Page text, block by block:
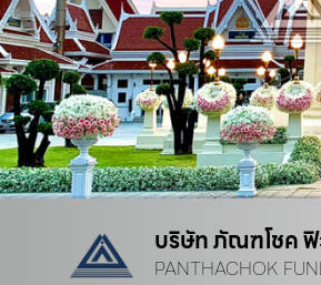
บริษัท ภัณฑโชค ฟิ
PANTHACHOK